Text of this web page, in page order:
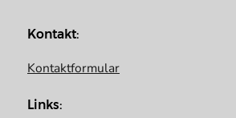
Kontakt:
Kontaktformular
Links: